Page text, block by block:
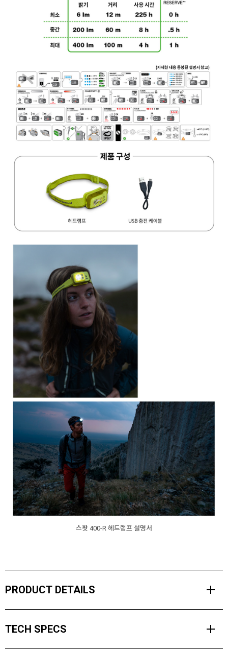
스팟 400-R 헤드램프 설명서
PRODUCT DETAILS
는 사용자를 위해 디자인된 스팟 400-R 헤드램프는 이제 리튬 이온
배터리가 내장되어 언제 어디서나 쉽고 빠르게 충전할 수 있습니다.
TECH SPECS